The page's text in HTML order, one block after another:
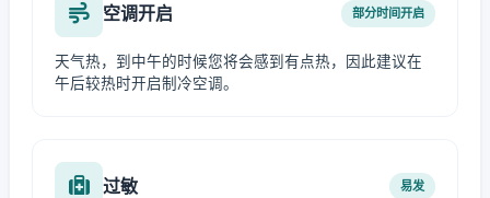
空调开启 部分时间开启
天气热，到中午的时候您将会感到有点热，因此建议在
午后较热时开启制冷空调。
过敏 易发